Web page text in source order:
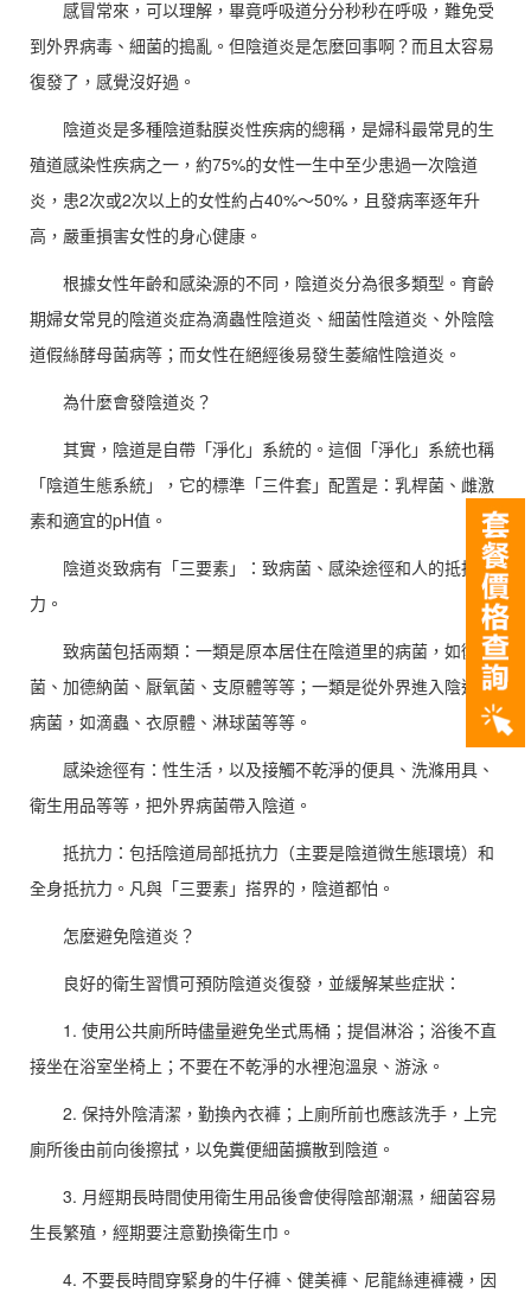
感冒常來，可以理解，畢竟呼吸道分分秒秒在呼吸，難免受
到外界病毒、細菌的搗亂。但陰道炎是怎麼回事啊？而且太容易
復發了，感覺沒好過。
陰道炎是多種陰道黏膜炎性疾病的總稱，是婦科最常見的生
殖道感染性疾病之一，約75%的女性一生中至少患過一次陰道
炎，患2次或2次以上的女性約占40%～50%，且發病率逐年升
高，嚴重損害女性的身心健康。
根據女性年齡和感染源的不同，陰道炎分為很多類型。育齡
期婦女常見的陰道炎症為滴蟲性陰道炎、細菌性陰道炎、外陰陰
道假絲酵母菌病等；而女性在絕經後易發生萎縮性陰道炎。
為什麼會發陰道炎？
其實，陰道是自帶「淨化」系統的。這個「淨化」系統也稱
「陰道生態系統」，它的標準「三件套」配置是：乳桿菌、雌激
素和適宜的pH值。
陰道炎致病有「三要素」：致病菌、感染途徑和人的抵抗
力。
致病菌包括兩類：一類是原本居住在陰道里的病菌，如黴
菌、加德納菌、厭氧菌、支原體等等；一類是從外界進入陰道的
病菌，如滴蟲、衣原體、淋球菌等等。
感染途徑有：性生活，以及接觸不乾淨的便具、洗滌用具、
衛生用品等等，把外界病菌帶入陰道。
抵抗力：包括陰道局部抵抗力（主要是陰道微生態環境）和
全身抵抗力。凡與「三要素」搭界的，陰道都怕。
怎麼避免陰道炎？
良好的衛生習慣可預防陰道炎復發，並緩解某些症狀：
1. 使用公共廁所時儘量避免坐式馬桶；提倡淋浴；浴後不直
接坐在浴室坐椅上；不要在不乾淨的水裡泡溫泉、游泳。
2. 保持外陰清潔，勤換內衣褲；上廁所前也應該洗手，上完
廁所後由前向後擦拭，以免糞便細菌擴散到陰道。
3. 月經期長時間使用衛生用品後會使得陰部潮濕，細菌容易
生長繁殖，經期要注意勤換衛生巾。
4. 不要長時間穿緊身的牛仔褲、健美褲、尼龍絲連褲襪，因